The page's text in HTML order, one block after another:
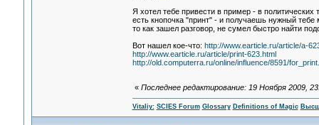
Я хотел тебе привести в пример - в политических
есть кнопочка "принт" - и получаешь нужный
то как зашел разговор, не сумел быстро найти
Вот нашел кое-что: http://www.earticle.ru/article/a-
http://www.earticle.ru/article/print-623.html
http://old.computerra.ru/online/influence/8591/
« Последнее редактирование: 19 Ноября 2009,
Vitaliy: SCIES Forum Glossary Definitions of Magic